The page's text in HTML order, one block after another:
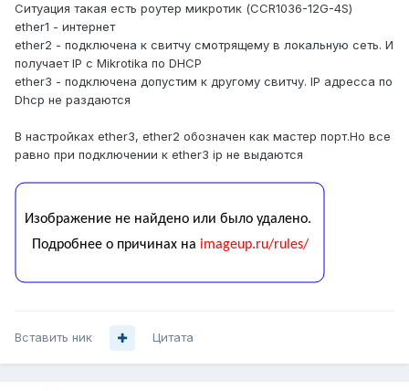
Ситуация такая есть роутер микротик (CCR1036-12G-4S)
ether1 - интернет
ether2 - подключена к свитчу смотрящему в локальную сеть. И
получает IP с Mikrotika по DHCP
ether3 - подключена допустим к другому свитчу. IP адресса по
Dhcp не раздаются
В настройках ether3, ether2 обозначен как мастер порт.Но все
равно при подключении к ether3 ip не выдаются
Вставить ник Цитата